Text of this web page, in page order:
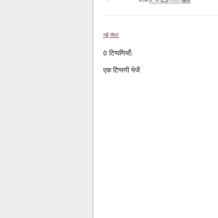
नई पोस्ट
0 टिप्पणियाँ:
एक टिप्पणी भेजें